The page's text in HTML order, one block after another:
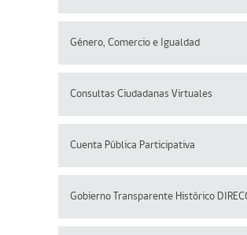
Género, Comercio e Igualdad
Consultas Ciudadanas Virtuales
Cuenta Pública Participativa
Gobierno Transparente Histórico